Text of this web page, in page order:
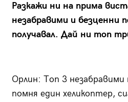
Разкажи ни на прима
незабравими и безценни
получавал. Дай ни топ
Орлин: Топ 3
помня един хеликоптер,